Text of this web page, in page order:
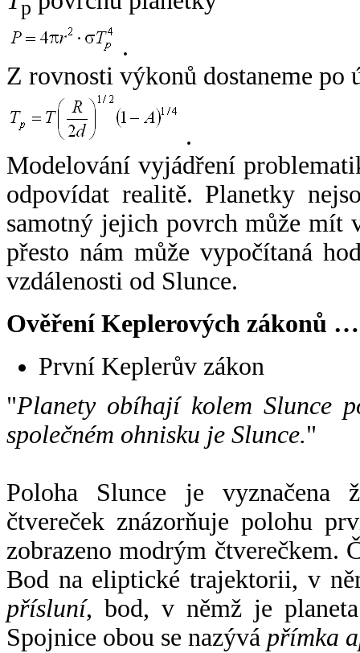
p
.
Z rovnosti výkonů dostaneme po
.
Modelování vyjádření
odpovídat realitě. Planetky
samotný jejich povrch může mít
přesto nám může vypočítaná
vzdálenosti od Slunce.
Ověření Keplerových zákonů …
První Keplerův zákon
"Planety obíhají kolem Slunce
společném ohnisku je Slunce."
Poloha Slunce je vyznačena
čtvereček znázorňuje polohu
zobrazeno modrým čtverečkem.
Bod na eliptické trajektorii, v
přísluní, bod, v němž je
Spojnice obou se nazývá přímka